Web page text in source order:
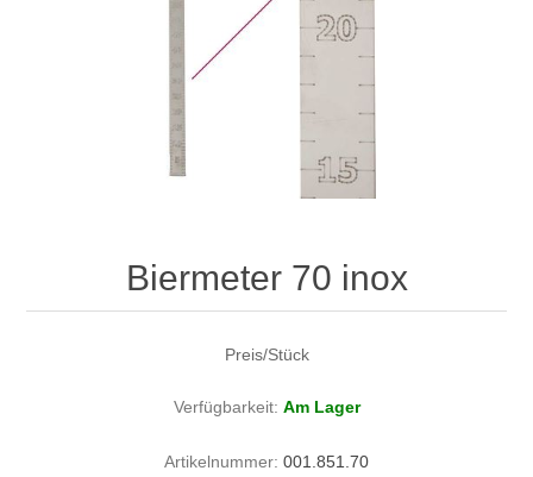
Biermeter 70 inox
Preis/Stück
Verfügbarkeit: Am Lager
Artikelnummer: 001.851.70